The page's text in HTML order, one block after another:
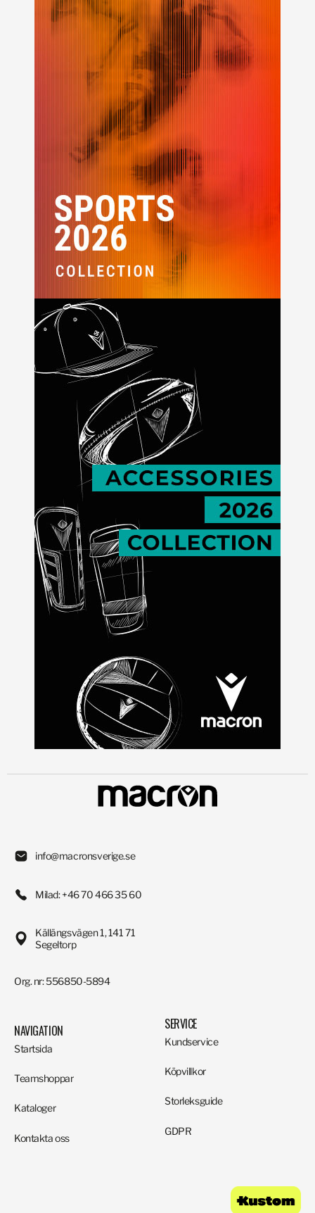
info@macronsverige.se
Milad: +46 70 466 35 60
Källängsvägen 1, 141 71
Segeltorp
Org. nr: 556850-5894
NAVIGATION
Startsida
Teamshoppar
Kataloger
Kontakta oss
SERVICE
Kundservice
Köpvillkor
Storleksguide
GDPR